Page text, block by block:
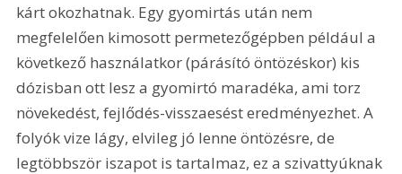
kárt okozhatnak. Egy gyomirtás után nem
megfelelően kimosott permetezőgépben például a
következő használatkor (párásító öntözéskor) kis
dózisban ott lesz a gyomirtó maradéka, ami torz
növekedést, fejlődés-visszaesést eredményezhet. A
folyók vize lágy, elvileg jó lenne öntözésre, de
legtöbbször iszapot is tartalmaz, ez a szivattyúknak